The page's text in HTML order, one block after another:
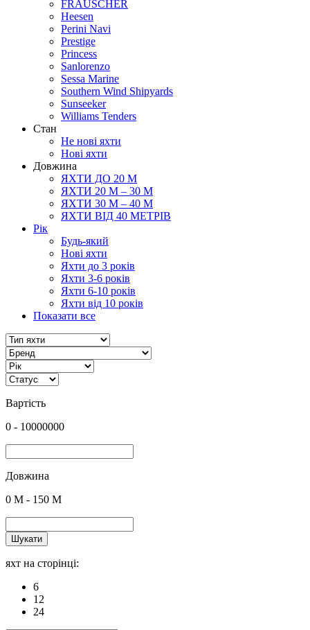
FRAUSCHER
Heesen
Perini Navi
Prestige
Princess
Sanlorenzo
Sessa Marine
Southern Wind Shipyards
Sunseeker
Williams Tenders
Cтан
Не нові яхти
Нові яхти
Довжина
ЯХТИ ДО 20 М
ЯХТИ 20 М – 30 М
ЯХТИ 30 М – 40 М
ЯХТИ ВІД 40 МЕТРІВ
Рік
Будь-який
Нові яхти
Яхти до 3 років
Яхти 3-6 рокiв
Яхти 6-10 рокiв
Яхти від 10 років
Показати все
Вартість
0 - 10000000
Довжина
0 M - 150 M
Шукати
яхт на сторінці:
6
12
24